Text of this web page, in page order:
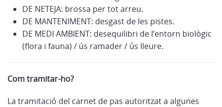
DE NETEJA: brossa per tot arreu.
DE MANTENIMENT: desgast de les pistes.
DE MEDI AMBIENT: desequilibri de l’entorn biològic
(flora i fauna) / ús ramader / ús lleure.
Com tramitar-ho?
La tramitació del carnet de pas autoritzat a algunes